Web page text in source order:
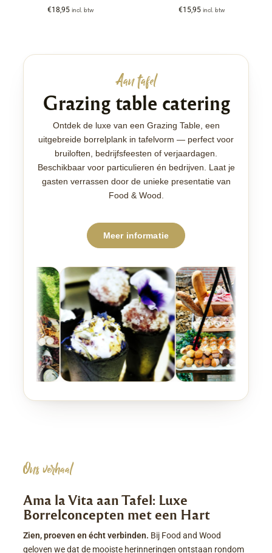
€18,95 incl. btw €15,95 incl. btw
Aan tafel
Grazing table catering
Ontdek de luxe van een Grazing Table, een
uitgebreide borrelplank in tafelvorm — perfect voor
bruiloften, bedrijfsfeesten of verjaardagen.
Beschikbaar voor particulieren én bedrijven. Laat je
gasten verrassen door de unieke presentatie van
Food & Wood.
Meer informatie
Ons verhaal
Ama la Vita aan Tafel: Luxe
Borrelconcepten met een Hart
Zien, proeven en écht verbinden. Bij Food and Wood
geloven we dat de mooiste herinneringen ontstaan rondom